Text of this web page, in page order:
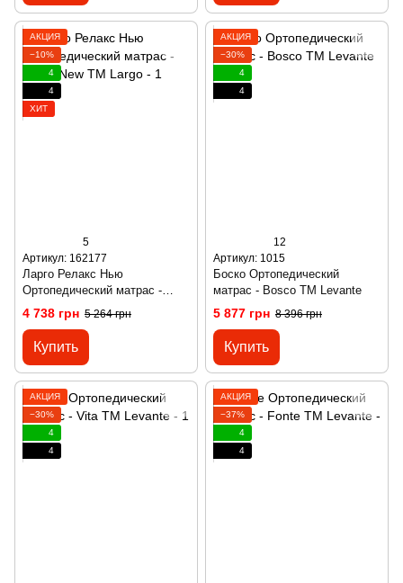
АКЦИЯ
−10%
4
4
ХИТ
5
Артикул: 162177
Ларго Релакс Нью
Ортопедический матраc -
Relax New ТМ Largo
4 738 грн 5 264 грн
Купить
АКЦИЯ
−30%
4
4
12
Артикул: 1015
Боско Ортопедический
матрас - Bosco ТМ Levante
5 877 грн 8 396 грн
Купить
АКЦИЯ
−30%
4
4
АКЦИЯ
−37%
4
4